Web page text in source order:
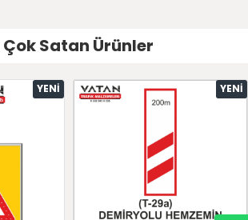
Çok Satan Ürünler
YENI YENI